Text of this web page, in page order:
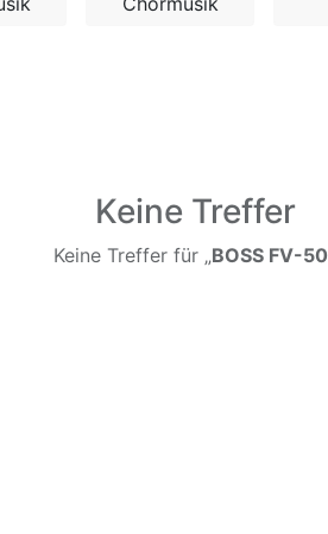
Keine Treffer
Keine Treffer für „BOSS FV-50